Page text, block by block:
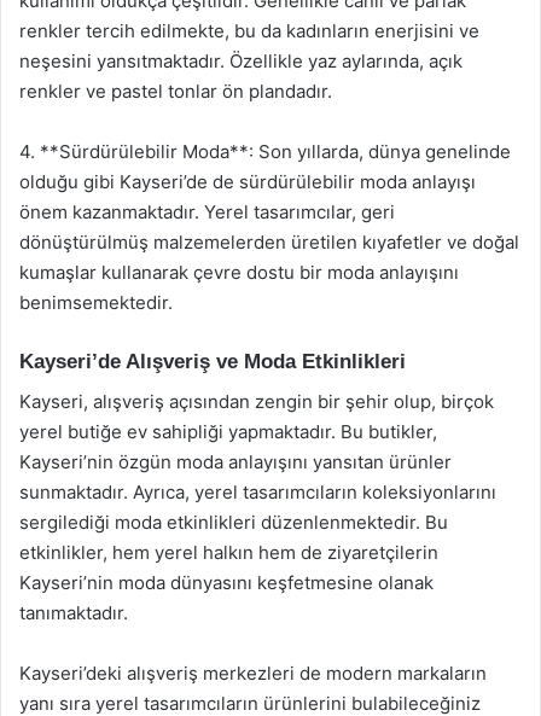
renkler tercih edilmekte, bu da kadınların enerjisini ve
neşesini yansıtmaktadır. Özellikle yaz aylarında, açık
renkler ve pastel tonlar ön plandadır.
4. **Sürdürülebilir Moda**: Son yıllarda, dünya genelinde
olduğu gibi Kayseri’de de sürdürülebilir moda anlayışı
önem kazanmaktadır. Yerel tasarımcılar, geri
dönüştürülmüş malzemelerden üretilen kıyafetler ve doğal
kumaşlar kullanarak çevre dostu bir moda anlayışını
benimsemektedir.
Kayseri’de Alışveriş ve Moda Etkinlikleri
Kayseri, alışveriş açısından zengin bir şehir olup, birçok
yerel butiğe ev sahipliği yapmaktadır. Bu butikler,
Kayseri’nin özgün moda anlayışını yansıtan ürünler
sunmaktadır. Ayrıca, yerel tasarımcıların koleksiyonlarını
sergilediği moda etkinlikleri düzenlenmektedir. Bu
etkinlikler, hem yerel halkın hem de ziyaretçilerin
Kayseri’nin moda dünyasını keşfetmesine olanak
tanımaktadır.
Kayseri’deki alışveriş merkezleri de modern markaların
yanı sıra yerel tasarımcıların ürünlerini bulabileceğiniz